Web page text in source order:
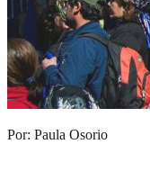
Por: Paula Osorio